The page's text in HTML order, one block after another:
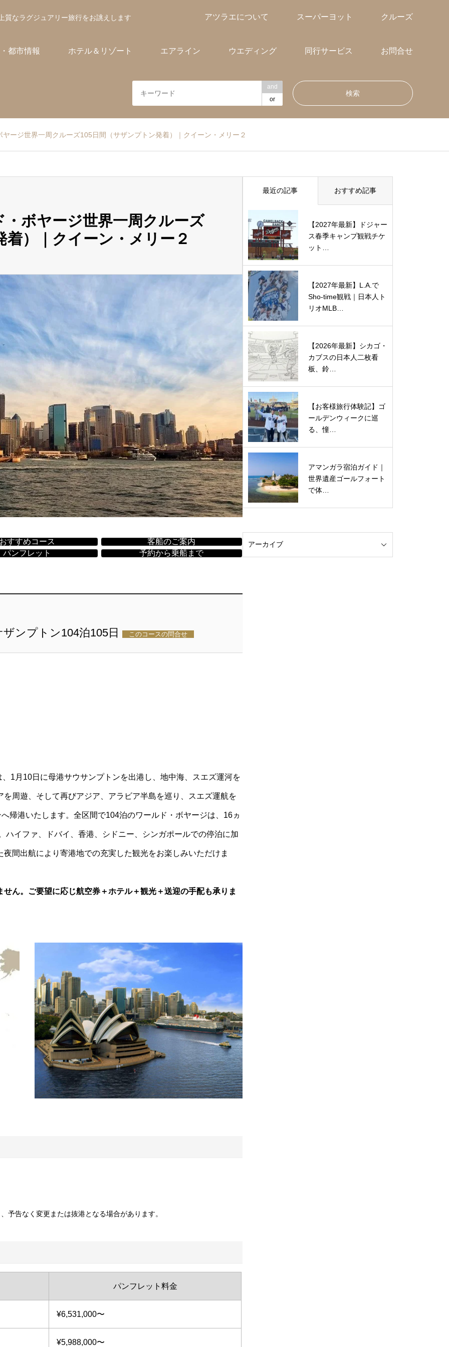
質なラグジュアリー旅行をお誂えします アツラエについて スーパーヨット クルーズ
都市情報 ホテル＆リゾート エアライン ウエディング 同行サービス お問合せ
and
or
ージ世界一周クルーズ105日間（サザンプトン発着）｜クイーン・メリー２
・ボヤージ世界一周クルーズ
）｜クイーン・メリー２
すすめコース
客船のご案内
パンフレット
予約から乗船まで
ンプトン104泊105日 このコースの問合せ
1月10日に母港サウサンプトンを出港し、地中海、スエズ運河を
周遊、そして再びアジア、アラビア半島を巡り、スエズ運航を
帰港いたします。全区間で104泊のワールド・ボヤージは、16ヵ
イファ、ドバイ、香港、シドニー、シンガポールでの停泊に加
間出航により寄港地での充実した観光をお楽しみいただけま
ん。ご要望に応じ航空券＋ホテル＋観光＋送迎の手配も承りま
告なく変更または抜港となる場合があります。
パンフレット料金
¥6,531,000〜
¥5,988,000〜
最近の記事 おすすめ記事
【2027年最新】ドジャー
ス春季キャンプ観戦チケ
ット…
【2027年最新】L.A.で
Sho-time観戦｜日本人ト
リオMLB…
【2026年最新】シカゴ・
カブスの日本人二枚看
板、鈴…
【お客様旅行体験記】ゴ
ールデンウィークに巡
る、憧…
アマンガラ宿泊ガイド｜
世界遺産ゴールフォート
で体…